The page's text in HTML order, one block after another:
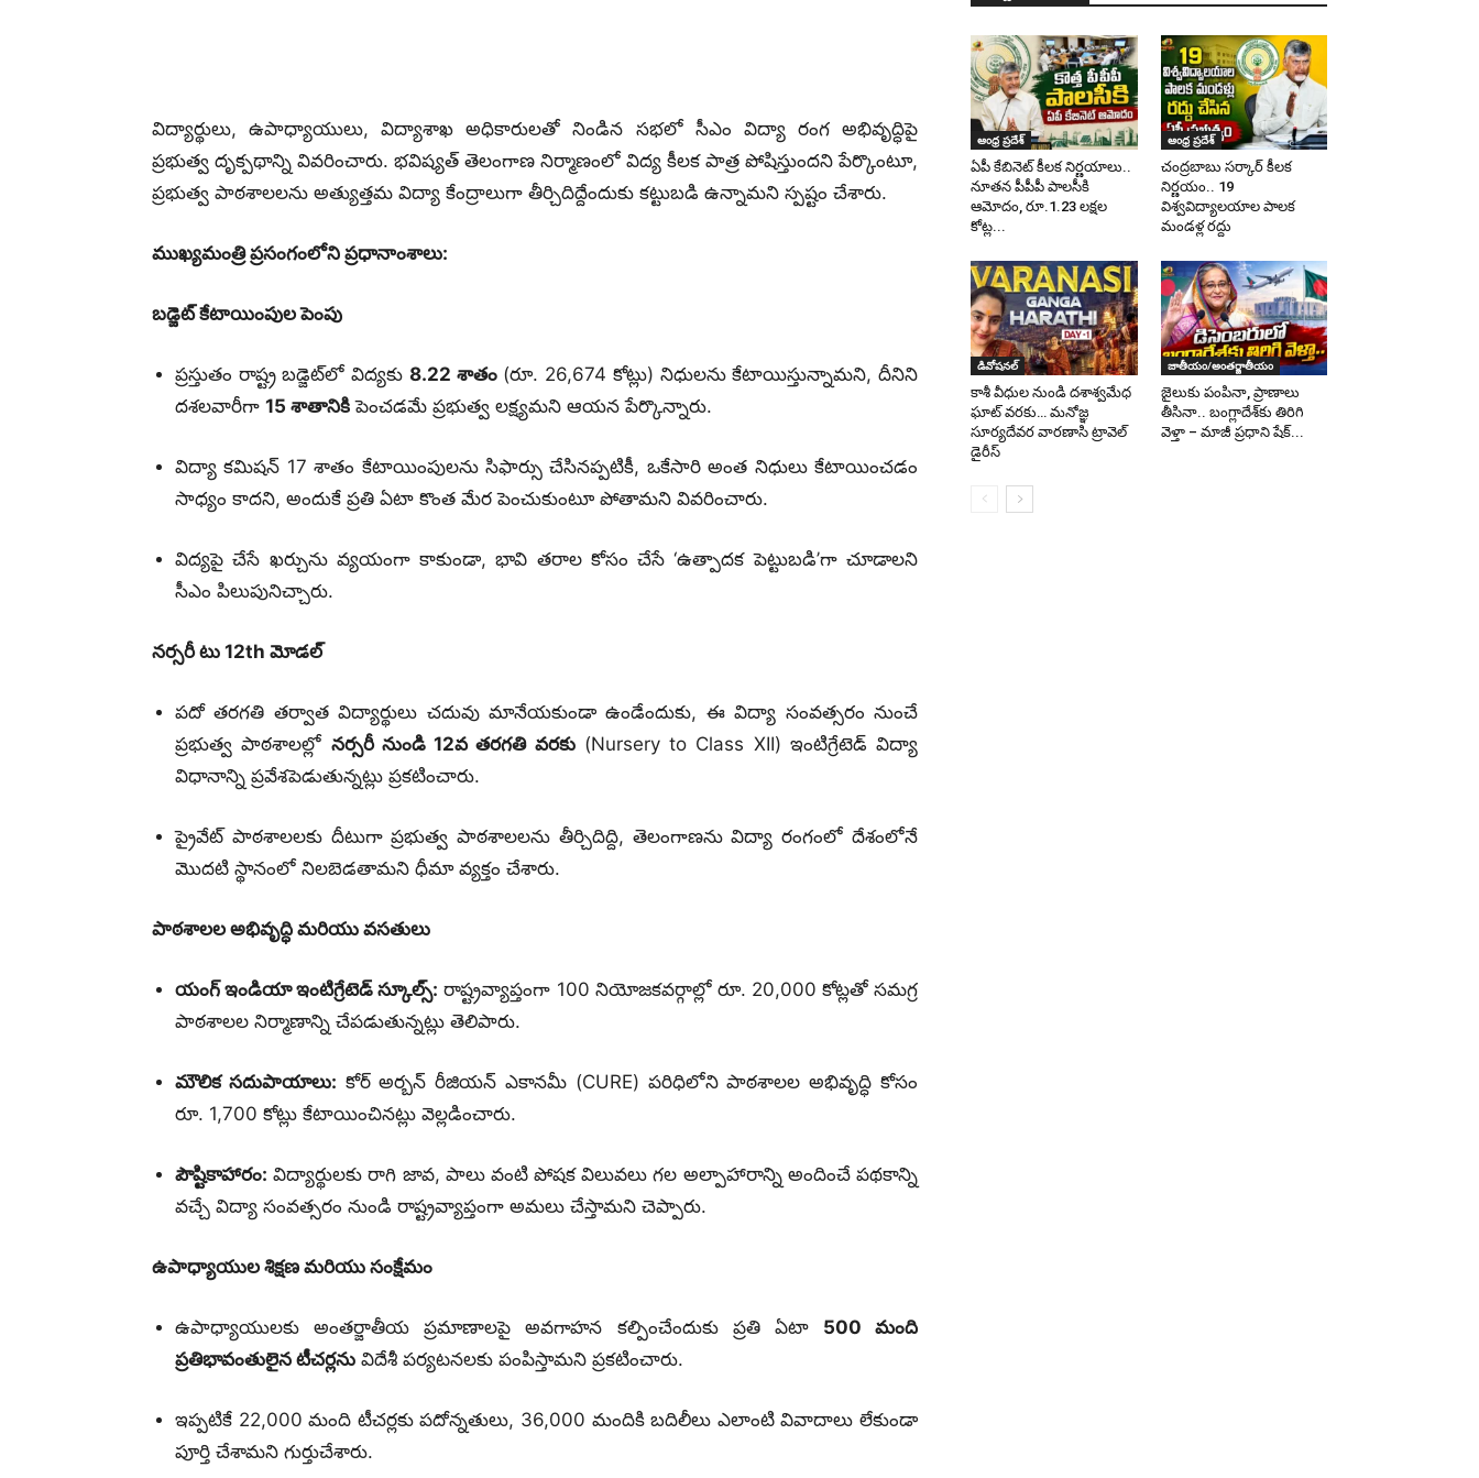
విద్యార్థులు, ఉపాధ్యాయులు, విద్యాశాఖ అధికారులతో నిండిన సభలో సీఎం విద్యా రంగ అభివృద్ధిపై
ప్రభుత్వ దృక్పథాన్ని వివరించారు. భవిష్యత్ తెలంగాణ నిర్మాణంలో విద్య కీలక పాత్ర పోషిస్తుందని పేర్కొంటూ,
ప్రభుత్వ పాఠశాలలను అత్యుత్తమ విద్యా కేంద్రాలుగా తీర్చిదిద్దేందుకు కట్టుబడి ఉన్నామని స్పష్టం చేశారు.
ముఖ్యమంత్రి ప్రసంగంలోని ప్రధానాంశాలు:
బడ్జెట్ కేటాయింపుల పెంపు
ప్రస్తుతం రాష్ట్ర బడ్జెట్‌లో విద్యకు 8.22 శాతం(రూ. 26,674 కోట్లు) నిధులను కేటాయిస్తున్నామని, దీనిని
దశలవారీగా 15 శాతానికి పెంచడమే ప్రభుత్వ లక్ష్యమని ఆయన పేర్కొన్నారు.
విద్యా కమిషన్ 17 శాతం కేటాయింపులను సిఫార్సు చేసినప్పటికీ, ఒకేసారి అంత నిధులు కేటాయించడం
సాధ్యం కాదని, అందుకే ప్రతి ఏటా కొంత మేర పెంచుకుంటూ పోతామని వివరించారు.
విద్యపై చేసే ఖర్చును వ్యయంగా కాకుండా, భావి తరాల కోసం చేసే ‘ఉత్పాదక పెట్టుబడి’గా చూడాలని
సీఎం పిలుపునిచ్చారు.
నర్సరీటు 12th మోడల్
పదో తరగతి తర్వాత విద్యార్థులు చదువు మానేయకుండా ఉండేందుకు, ఈ విద్యా సంవత్సరం నుంచే
ప్రభుత్వ పాఠశాలల్లో నర్సరీ నుండి 12వ తరగతి వరకు(Nursery to Class XII) ఇంటిగ్రేటెడ్ విద్యా
విధానాన్ని ప్రవేశపెడుతున్నట్లు ప్రకటించారు.
ప్రైవేట్ పాఠశాలలకు దీటుగా ప్రభుత్వ పాఠశాలలను తీర్చిదిద్ది, తెలంగాణను విద్యా రంగంలో దేశంలోనే
మొదటి స్థానంలో నిలబెడతామని ధీమా వ్యక్తం చేశారు.
పాఠశాలల అభివృద్ధి మరియు వసతులు
యంగ్ ఇండియా ఇంటిగ్రేటెడ్ స్కూల్స్: రాష్ట్రవ్యాప్తంగా 100 నియోజకవర్గాల్లో రూ. 20,000 కోట్లతో సమగ్ర
పాఠశాలల నిర్మాణాన్ని చేపడుతున్నట్లు తెలిపారు.
మౌలిక సదుపాయాలు: కోర్ అర్బన్ రీజియన్ ఎకానమీ (CURE) పరిధిలోని పాఠశాలల అభివృద్ధి కోసం
రూ. 1,700 కోట్లు కేటాయించినట్లు వెల్లడించారు.
పౌష్టికాహారం: విద్యార్థులకు రాగి జావ, పాలు వంటి పోషక విలువలు గల అల్పాహారాన్ని అందించే పథకాన్ని
వచ్చే విద్యా సంవత్సరం నుండి రాష్ట్రవ్యాప్తంగా అమలు చేస్తామని చెప్పారు.
ఉపాధ్యాయుల శిక్షణ మరియు సంక్షేమం
ఉపాధ్యాయులకు అంతర్జాతీయ ప్రమాణాలపై అవగాహన కల్పించేందుకు ప్రతి ఏటా 500 మంది
ప్రతిభావంతులైన టీచర్లను విదేశీ పర్యటనలకు పంపిస్తామని ప్రకటించారు.
ఇప్పటికే 22,000 మంది టీచర్లకు పదోన్నతులు, 36,000 మందికి బదిలీలు ఎలాంటి వివాదాలు లేకుండా
పూర్తి చేశామని గుర్తుచేశారు.
ఆంధ్ర ప్రదేశ్
ఏపీ కేబినెట్ కీలక నిర్ణయాలు..
నూతన పీపీపీ పాలసీకి
ఆమోదం, రూ.1.23 లక్షల
కోట్ల...
ఆంధ్ర ప్రదేశ్
చంద్రబాబు సర్కార్ కీలక
నిర్ణయం.. 19
విశ్వవిద్యాలయాల పాలక
మండళ్ల రద్దు
డివోషనల్
కాశీ వీధుల నుండి దశాశ్వమేధ
ఘాట్ వరకు… మనోజ్ఞ
సూర్యదేవర వారణాసి ట్రావెల్
డైరీస్
జాతీయం/అంతర్జాతీయం
జైలుకు పంపినా, ప్రాణాలు
తీసినా.. బంగ్లాదేశ్‌కు తిరిగి
వెళ్తా – మాజీ ప్రధాని షేక్...